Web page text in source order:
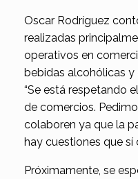
Oscar Rodríguez
realizadas
operativos en
bebidas alcohólicas
“Se está respetando
de comercios.
colaboren ya que la
hay cuestiones que sí
Próximamente, se